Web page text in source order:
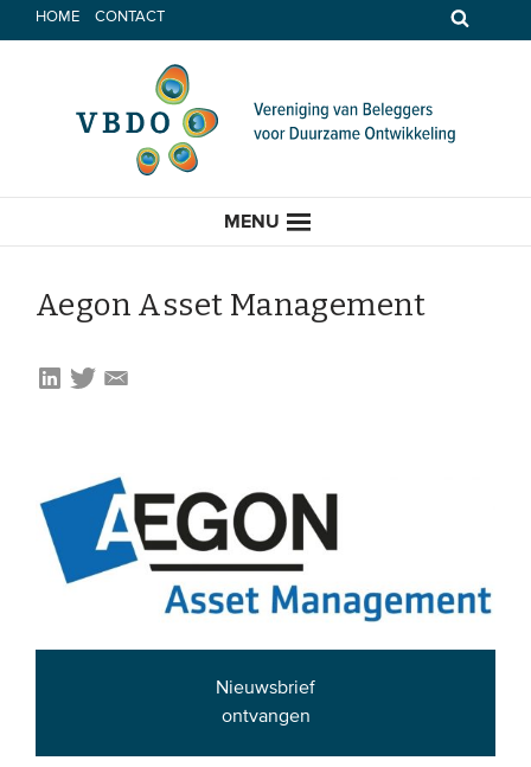
Spring
naar
HOME CONTACT
MENU
Opinie
EVENEMENTEN
Van leden & partners
MEDIA
Aegon Asset Management
Nieuwsbrief
ontvangen